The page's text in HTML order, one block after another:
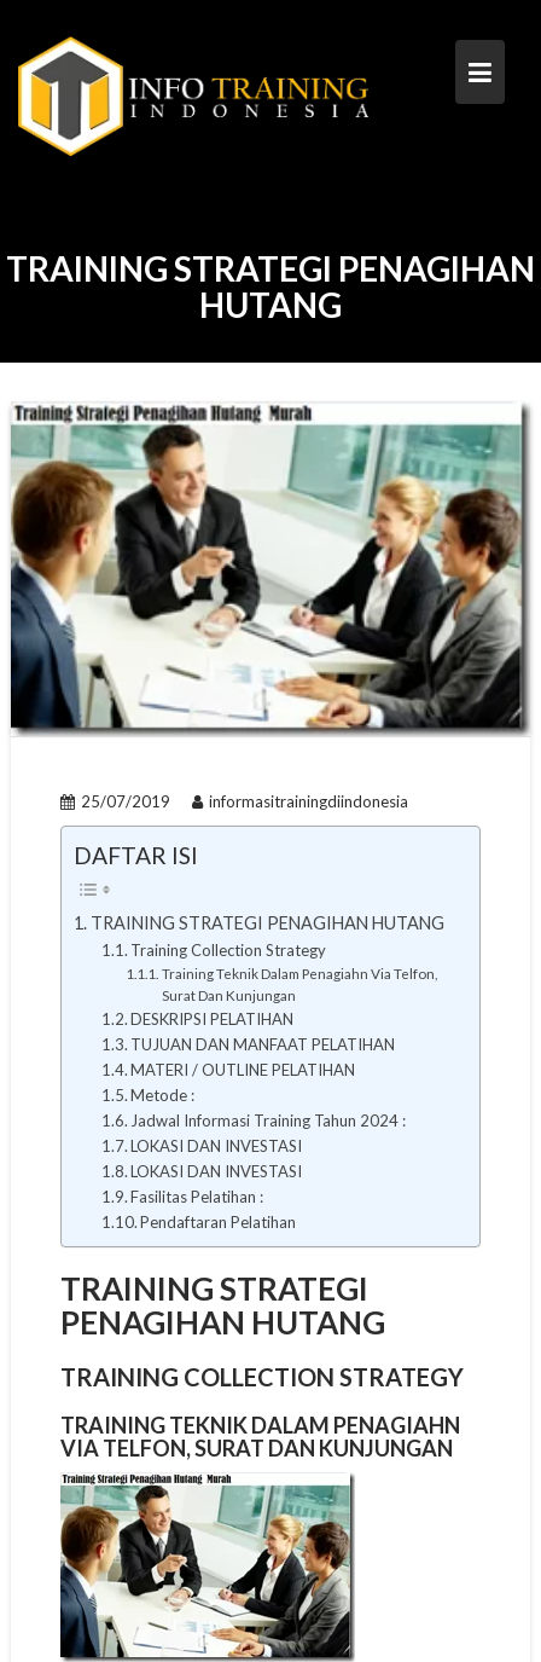
content
TRAINING STRATEGI PENAGIHAN
HUTANG
25/07/2019 informasitrainingdiindonesia
DAFTAR ISI
TRAINING STRATEGI PENAGIHAN HUTANG
Training Collection Strategy
Training Teknik Dalam Penagiahn Via Telfon,
Surat Dan Kunjungan
DESKRIPSI PELATIHAN
TUJUAN DAN MANFAAT PELATIHAN
MATERI / OUTLINE PELATIHAN
Metode :
Jadwal Informasi Training Tahun 2024 :
LOKASI DAN INVESTASI
LOKASI DAN INVESTASI
Fasilitas Pelatihan :
Pendaftaran Pelatihan
TRAINING STRATEGI
PENAGIHAN HUTANG
TRAINING COLLECTION STRATEGY
TRAINING TEKNIK DALAM PENAGIAHN
VIA TELFON, SURAT DAN KUNJUNGAN